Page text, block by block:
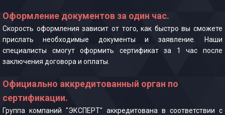
Оформление документов за один час.
Скорость оформления зависит от того, как быстро вы сможете
прислать необходимые документы и заявление. Наши
специалисты смогут оформить сертификат за 1 час после
заключения договора и оплаты.
Официально аккредитованный орган по
сертификации.
Группа компаний "ЭКСПЕРТ" аккредитована в соответствии с